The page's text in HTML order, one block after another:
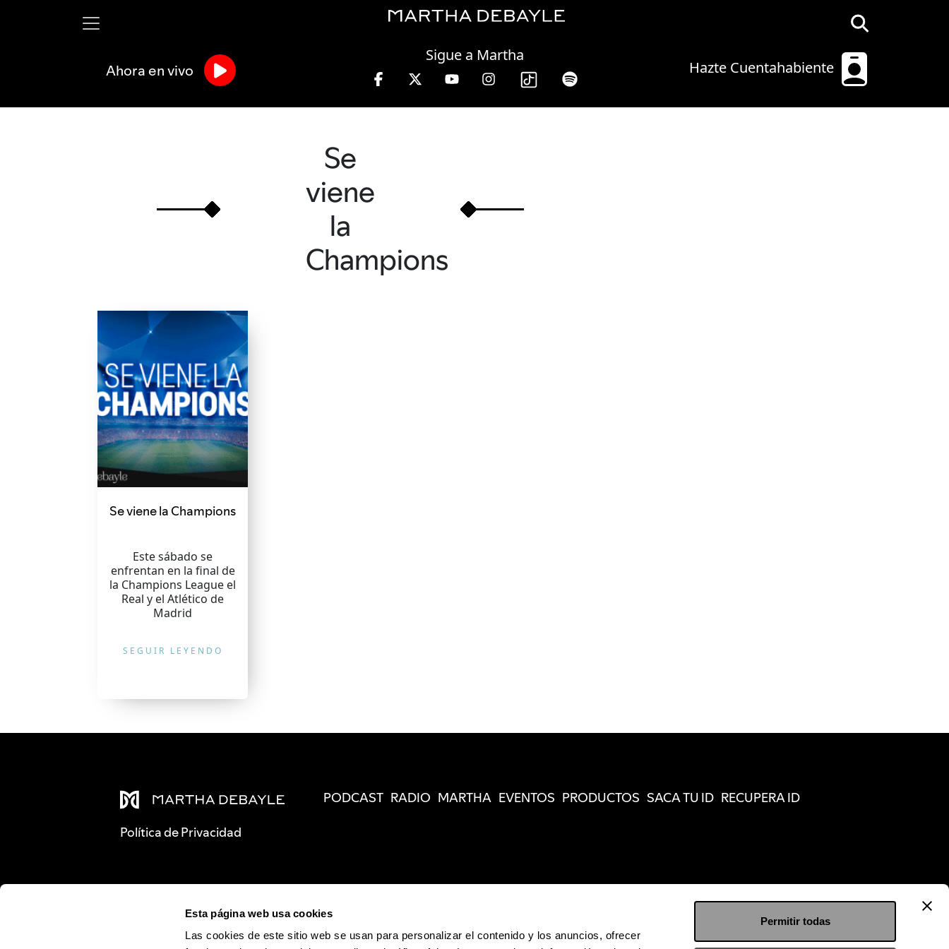
Esta página web usa cookies
Las cookies de este sitio web se usan para personalizar el contenido y los anuncios, ofrecer
Permitir todas
Hazte Cuentahabiente
Sigue a Martha
Ahora en vivo
Se
viene
la
Champions
Se viene la Champions
Este sábado se
enfrentan en la final de
la Champions League el
Real y el Atlético de
Madrid
SEGUIR LEYENDO
Política de Privacidad
PODCAST RADIO MARTHA EVENTOS PRODUCTOS SACA TU ID RECUPERA ID